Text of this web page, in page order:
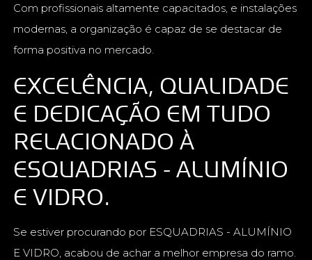
Com profissionais altamente capacitados, e instalações
modernas, a organização é capaz de se destacar de
forma positiva no mercado.
EXCELÊNCIA, QUALIDADE
E DEDICAÇÃO EM TUDO
RELACIONADO À
ESQUADRIAS - ALUMÍNIO
E VIDRO.
Se estiver procurando por ESQUADRIAS - ALUMÍNIO
E VIDRO, acabou de achar a melhor empresa do ramo.